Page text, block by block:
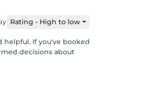
Rating - High to low
helpful. If you've booked
decisions about